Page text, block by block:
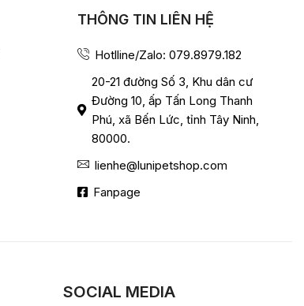
THÔNG TIN LIÊN HỆ
Hotlline/Zalo: 079.8979.182
20-21 đường Số 3, Khu dân cư
Đường 10, ấp Tấn Long Thanh
Phú, xã Bến Lức, tỉnh Tây Ninh,
80000.
lienhe@lunipetshop.com
Fanpage
SOCIAL MEDIA